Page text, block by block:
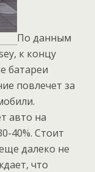
По данным
к концу
батареи
повлечет за
авто на
40%. Стоит
далеко не
что